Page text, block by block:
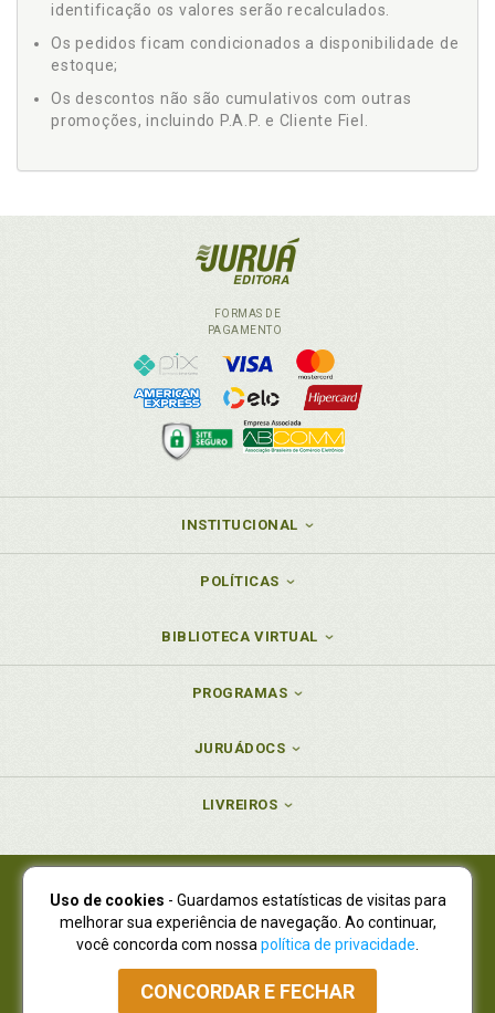
identificação os valores serão recalculados.
Os pedidos ficam condicionados a disponibilidade de
estoque;
Os descontos não são cumulativos com outras
promoções, incluindo P.A.P. e Cliente Fiel.
FORMAS DE
PAGAMENTO
INSTITUCIONAL
POLÍTICAS
BIBLIOTECA VIRTUAL
PROGRAMAS
JURUÁDOCS
LIVREIROS
Juruá Editora Ltda., CNPJ 77.535.508/0001-19
Juruá Informática Ltda., CNPJ 01.701.561/0001-80
NOVO ENDEREÇO:R. Flávio Dallegrave, 7665, São Lourenço |
Curitiba - Paraná - CEP 82210-310
Atendimento: (41) 4009-3900|Vendas Atacado: (41) 4009-3939
Uso de cookies - Guardamos estatísticas de visitas para
melhorar sua experiência de navegação. Ao continuar,
você concorda com nossa política de privacidade
CONCORDAR E FECHAR